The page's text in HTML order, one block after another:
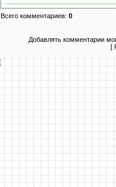
Всего комментариев: 0
Добавлять комментарии
[